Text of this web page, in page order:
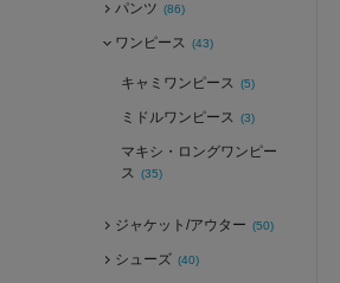
パンツ (86)
ワンピース (43)
キャミワンピース (5)
ミドルワンピース (3)
マキシ・ロングワンピー
ス (35)
ジャケット/アウター (50)
シューズ (40)